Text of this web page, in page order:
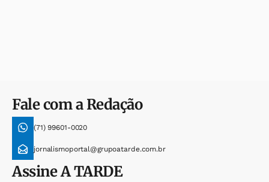
Fale com a Redação
(71) 99601-0020
jornalismoportal@grupoatarde.com.br
AssineA TARDE